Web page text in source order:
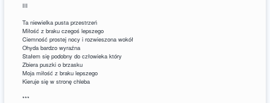
III
Ta niewielka pusta przestrzeń
Miłość z braku czegoś lepszego
Ciemność prostej nocy i rozwieszona wokół
Ohyda bardzo wyraźna
Stałem się podobny do człowieka który
Zbiera puszki o brzasku
Moja miłość z braku lepszego
Kieruje się w stronę chleba
***